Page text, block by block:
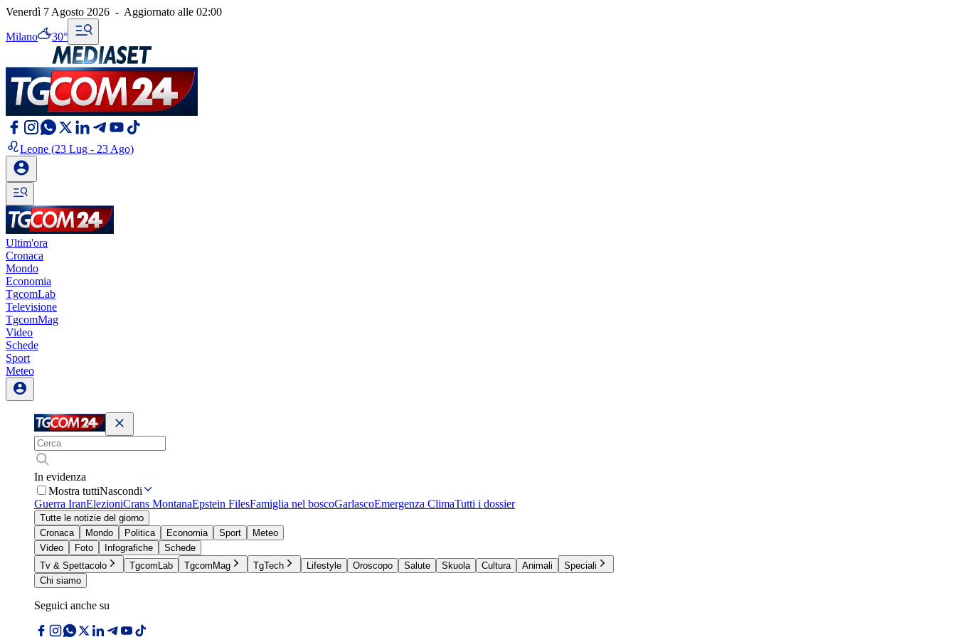
Venerdì 7 Agosto 2026 - Aggiornato alle 02:00
Milano 30°
Leone (23 Lug - 23 Ago)
Ultim'ora
Cronaca
Mondo
Economia
TgcomLab
Televisione
TgcomMag
Video
Schede
Sport
Meteo
In evidenza
Mostra tuttiNascondi
Guerra IranElezioniCrans MontanaEpstein FilesFamiglia nel boscoGarlascoEmergenza ClimaTutti i dossier
Tutte le notizie del giorno
Cronaca
Mondo Politica Economia Sport
Meteo
Video
Foto Infografiche
Schede
Tv & Spettacolo
TgcomLab TgcomMag TgTech Lifestyle Oroscopo Salute Skuola Cultura Animali
Speciali
Chi siamo
Seguici anche su